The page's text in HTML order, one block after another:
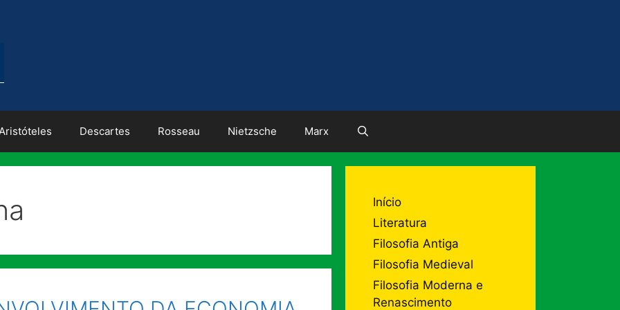
Descartes Rosseau Nietzsche Marx
Início
Literatura
Filosofia Antiga
Filosofia Medieval
Filosofia Moderna e
Renascimento